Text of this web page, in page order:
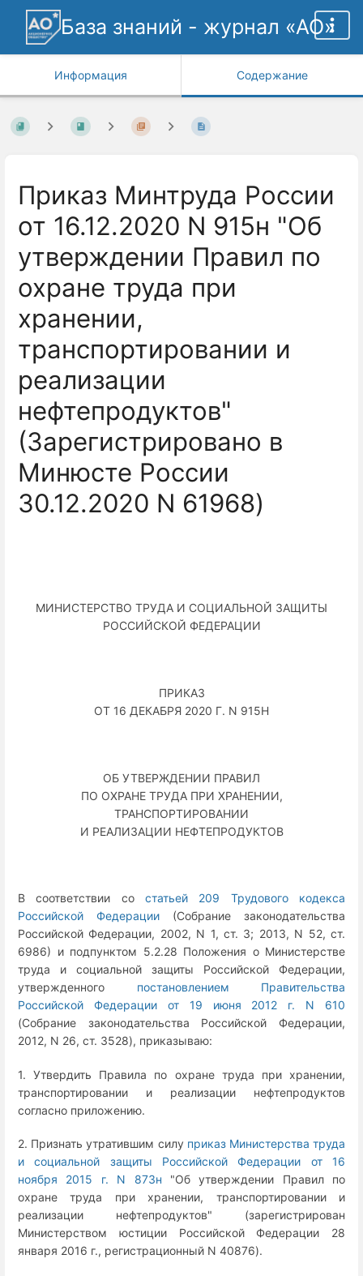
База знаний - журнал «АО»
Информация Содержание
Приказ Минтруда России
от 16.12.2020 N 915н "Об
утверждении Правил по
охране труда при
хранении,
транспортировании и
реализации
нефтепродуктов"
(Зарегистрировано в
Минюсте России
30.12.2020 N 61968)
МИНИСТЕРСТВО ТРУДА И СОЦИАЛЬНОЙ ЗАЩИТЫ
РОССИЙСКОЙ ФЕДЕРАЦИИ
ПРИКАЗ
ОТ 16 ДЕКАБРЯ 2020 Г. N 915Н
ОБ УТВЕРЖДЕНИИ ПРАВИЛ
ПО ОХРАНЕ ТРУДА ПРИ ХРАНЕНИИ,
ТРАНСПОРТИРОВАНИИ
И РЕАЛИЗАЦИИ НЕФТЕПРОДУКТОВ
В соответствии со статьей 209 Трудового кодекса
Российской Федерации (Собрание законодательства
Российской Федерации, 2002, N 1, ст. 3; 2013, N 52, ст.
6986) и подпунктом 5.2.28 Положения о Министерстве
труда и социальной защиты Российской Федерации,
утвержденного постановлением Правительства
Российской Федерации от 19 июня 2012 г. N 610
(Собрание законодательства Российской Федерации,
2012, N 26, ст. 3528), приказываю:
1. Утвердить Правила по охране труда при хранении,
транспортировании и реализации нефтепродуктов
согласно приложению.
2. Признать утратившим силу приказ Министерства труда
и социальной защиты Российской Федерации от 16
ноября 2015 г. N 873н "Об утверждении Правил по
охране труда при хранении, транспортировании и
реализации нефтепродуктов" (зарегистрирован
Министерством юстиции Российской Федерации 28
января 2016 г., регистрационный N 40876).